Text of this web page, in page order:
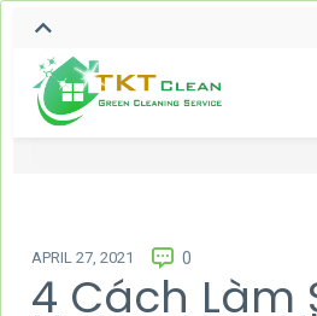
APRIL 27, 2021 0
4 Cách Làm